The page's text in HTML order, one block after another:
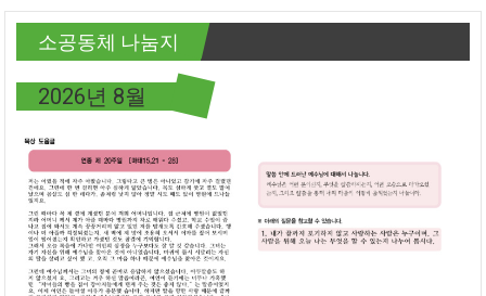
소공동체 나눔지
2026년 8월